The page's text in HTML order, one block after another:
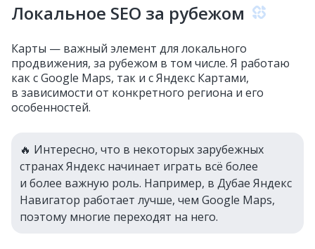
Локальное SEO за рубежом
Карты — важный элемент для локального
продвижения, за рубежом в том числе. Я работаю
как с Google Maps, так и с Яндекс Картами,
в зависимости от конкретного региона и его
особенностей.
🔥 Интересно, что в некоторых зарубежных
странах Яндекс начинает играть всё более
и более важную роль. Например, в Дубае Яндекс
Навигатор работает лучше, чем Google Maps,
поэтому многие переходят на него.